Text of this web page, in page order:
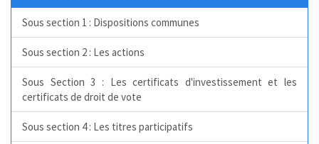
Sous section 1 : Dispositions communes
Sous section 2 : Les actions
Sous Section 3 : Les certificats d'investissement et les
certificats de droit de vote
Sous section 4 : Les titres participatifs